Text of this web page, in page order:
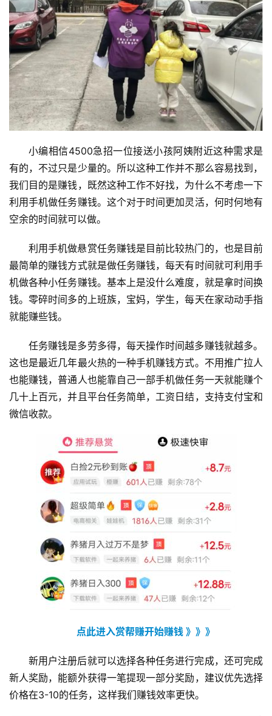
小编相信4500急招一位接送小孩阿姨附近这种需求是
有的，不过只是少量的。所以这种工作并不那么容易找到，
我们目的是赚钱，既然这种工作不好找，为什么不考虑一下
利用手机做任务赚钱。这个对于时间更加灵活，何时何地有
空余的时间就可以做。
利用手机做悬赏任务赚钱是目前比较热门的，也是目前
最简单的赚钱方式就是做任务赚钱，每天有时间就可利用手
机做各种小任务赚钱。基本上是没什么难度，就是拿时间换
钱。零碎时间多的上班族，宝妈，学生，每天在家动动手指
就能赚些钱。
任务赚钱是多劳多得，每天操作时间越多赚钱就越多。
这也是最近几年最火热的一种手机赚钱方式。不用推广拉人
也能赚钱，普通人也能靠自己一部手机做任务一天就能赚个
几十上百元，并且平台任务简单，工资日结，支持支付宝和
微信收款。
点此进入赏帮赚开始赚钱 》》》
新用户注册后就可以选择各种任务进行完成，还可完成
新人奖励，能额外获得一笔提现一部分奖励，建议优先选择
价格在3-10的任务，这样我们赚钱效率更快。